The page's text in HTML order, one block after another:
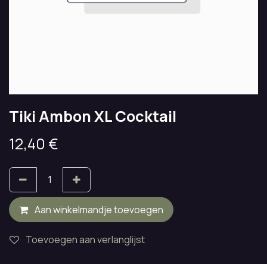
Tiki Ambon XL Cocktail
12,40 €
Aan winkelmandje toevoegen
Toevoegen aan verlanglijst